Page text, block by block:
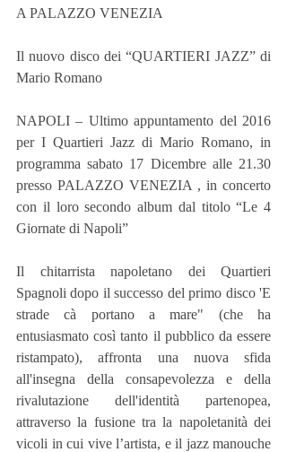
A PALAZZO VENEZIA
Il nuovo disco dei “QUARTIERI JAZZ” di
Mario Romano
NAPOLI – Ultimo appuntamento del 2016
per I Quartieri Jazz di Mario Romano, in
programma sabato 17 Dicembre alle 21.30
presso PALAZZO VENEZIA , in concerto
con il loro secondo album dal titolo “Le 4
Giornate di Napoli”
Il chitarrista napoletano dei Quartieri
Spagnoli dopo il successo del primo disco 'E
strade cà portano a mare" (che ha
entusiasmato così tanto il pubblico da essere
ristampato), affronta una nuova sfida
all'insegna della consapevolezza e della
rivalutazione dell'identità partenopea,
attraverso la fusione tra la napoletanità dei
vicoli in cui vive l’artista, e il jazz manouche